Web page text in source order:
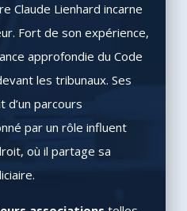
Claude Lienhard incarne
Fort de son expérience,
approfondie du Code
les tribunaux. Ses
d’un parcours
par un rôle influent
où il partage sa